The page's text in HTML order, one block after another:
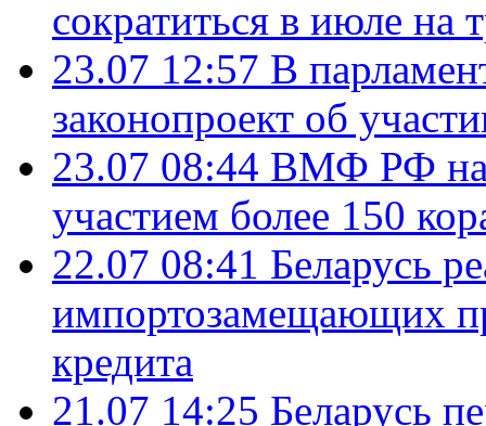
сократиться в июле на
23.07 12:57 В
законопроект об
23.07 08:44 ВМФ РФ
участием более 150
22.07 08:41 Беларусь
импортозамещающих
кредита
21.07 14:25 Беларусь